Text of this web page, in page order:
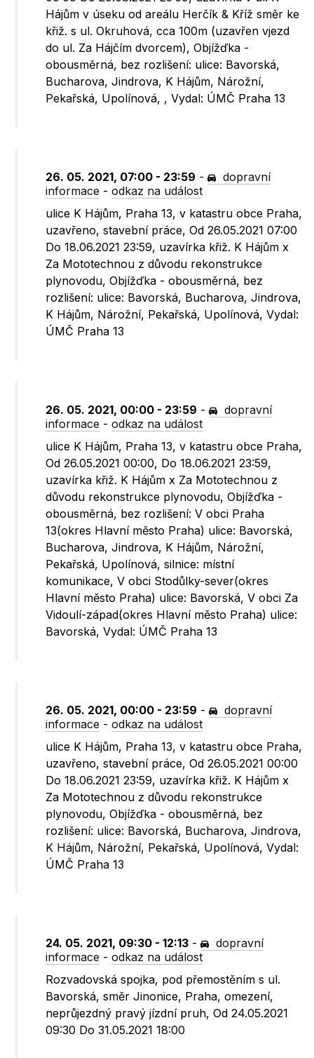
Hájům v úseku od areálu Herčík & Kříž směr ke
křiž. s ul. Okruhová, cca 100m (uzavřen vjezd
do ul. Za Hájčím dvorcem), Objížďka -
obousměrná, bez rozlišení: ulice: Bavorská,
Bucharova, Jindrova, K Hájům, Nárožní,
Pekařská, Upolínová, , Vydal: ÚMČ Praha 13
26. 05. 2021, 07:00 - 23:59 -
dopravní
informace -odkaz na událost
ulice K Hájům, Praha 13, v katastru obce Praha,
uzavřeno, stavební práce, Od 26.05.2021 07:00
Do 18.06.2021 23:59, uzavírka křiž. K Hájům x
Za Mototechnou z důvodu rekonstrukce
plynovodu, Objížďka - obousměrná, bez
rozlišení: ulice: Bavorská, Bucharova, Jindrova,
K Hájům, Nárožní, Pekařská, Upolínová, Vydal:
ÚMČ Praha 13
26. 05. 2021, 00:00 - 23:59 -
dopravní
informace -odkaz na událost
ulice K Hájům, Praha 13, v katastru obce Praha,
Od 26.05.2021 00:00, Do 18.06.2021 23:59,
uzavírka křiž. K Hájům x Za Mototechnou z
důvodu rekonstrukce plynovodu, Objížďka -
obousměrná, bez rozlišení: V obci Praha
13(okres Hlavní město Praha) ulice: Bavorská,
Bucharova, Jindrova, K Hájům, Nárožní,
Pekařská, Upolínová, silnice: místní
komunikace, V obci Stodůlky-sever(okres
Hlavní město Praha) ulice: Bavorská, V obci Za
Vidoulí-západ(okres Hlavní město Praha) ulice:
Bavorská, Vydal: ÚMČ Praha 13
26. 05. 2021, 00:00 - 23:59 -
dopravní
informace -odkaz na událost
ulice K Hájům, Praha 13, v katastru obce Praha,
uzavřeno, stavební práce, Od 26.05.2021 00:00
Do 18.06.2021 23:59, uzavírka křiž. K Hájům x
Za Mototechnou z důvodu rekonstrukce
plynovodu, Objížďka - obousměrná, bez
rozlišení: ulice: Bavorská, Bucharova, Jindrova,
K Hájům, Nárožní, Pekařská, Upolínová, Vydal:
ÚMČ Praha 13
24. 05. 2021, 09:30 - 12:13 -
dopravní
informace -odkaz na událost
Rozvadovská spojka, pod přemostěním s ul.
Bavorská, směr Jinonice, Praha, omezení,
neprůjezdný pravý jízdní pruh, Od 24.05.2021
09:30 Do 31.05.2021 18:00